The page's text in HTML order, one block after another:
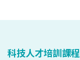
科技人才培訓課程